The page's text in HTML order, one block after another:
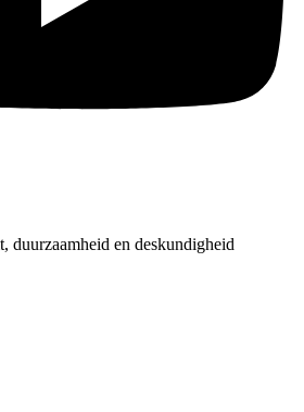
duurzaamheid en deskundigheid